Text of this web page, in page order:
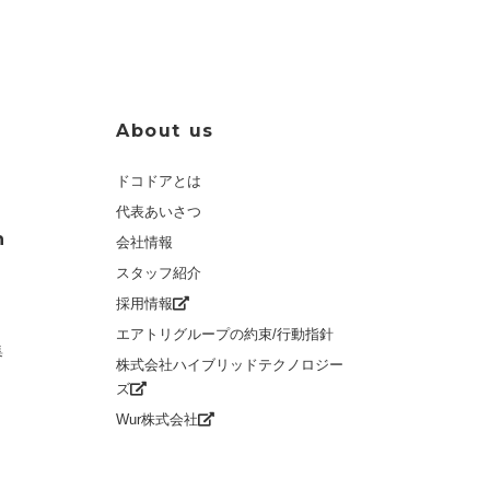
About us
ドコドアとは
代表あいさつ
会社情報
スタッフ紹介
採用情報
エアトリグループの約束/行動指針
株式会社ハイブリッドテクノロジー
ズ
Wur株式会社